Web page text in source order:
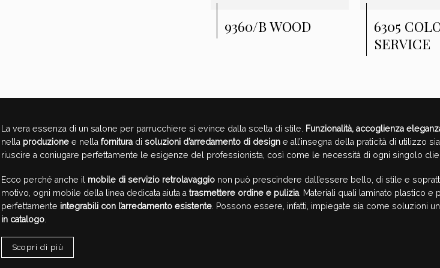
9360/B WOOD
6305
SERVICE
La vera essenza di un salone per parrucchiere si evince dalla scelta di stile. Funzionalità, accoglienza
nella produzione e nella fornitura di soluzioni d’arredamento di design e all’insegna della praticità di utilizzo sia
riuscire a coniugare perfettamente le esigenze del professionista, così come le necessità di ogni singolo
Ecco perché anche il mobile di servizio retrolavaggio non può prescindere dall’essere bello, di stile e
motivo, ogni mobile della linea dedicata aiuta a trasmettere ordine e pulizia . Materiali quali laminato plastico
perfettamente integrabili con l’arredamento esistente . Possono essere, infatti, impiegate sia come soluzioni
in catalogo
Scopri di più